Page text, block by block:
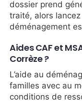
dossier prend
traité, alors
déménagement
Aides CAF et
Corrèze ?
L’aide au
familles avec au
conditions de